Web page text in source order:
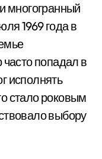
многогранный
1969 года в
часто попадал в
исполнять
стало роковым
выбору